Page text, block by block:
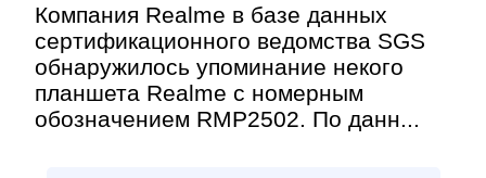
Компания Realme в базе данных
сертификационного ведомства SGS
обнаружилось упоминание некого
планшета Realme с номерным
обозначением RMP2502. По данн...
Контакт»